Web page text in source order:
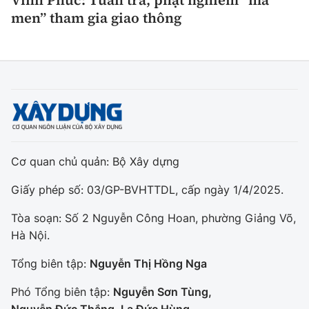
Tổng biên tập: Nguyễn Thị Hồng Nga
Email:bandoc@baoxaydung.vn
chấp thuận bằng văn bản.
soạn
men” tham gia giao thông
Cơ quan chủ quản: Bộ Xây dựng
Giấy phép số: 03/GP-BVHTTDL, cấp ngày 1/4/2025.
Tòa soạn: Số 2 Nguyễn Công Hoan, phường Giảng Võ,
Hà Nội.
Tổng biên tập: Nguyễn Thị Hồng Nga
Phó Tổng biên tập: Nguyễn Sơn Tùng,